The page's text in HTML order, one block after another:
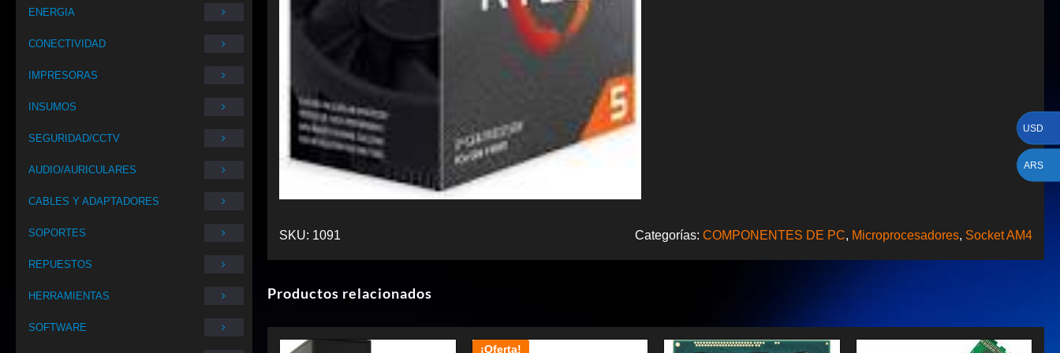
ENERGIA
CONECTIVIDAD
IMPRESORAS
INSUMOS
SEGURIDAD/CCTV
AUDIO/AURICULARES
CABLES Y ADAPTADORES
SOPORTES
REPUESTOS
HERRAMIENTAS
SOFTWARE
SKU: 1091 Categorías: COMPONENTES DE PC, Microprocesadores, Socket AM4
Productos relacionados
¡Oferta!
USD
ARS